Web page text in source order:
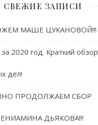
СВЕЖИЕ ЗАПИСИ
МАШЕ ЦУКАНОВОЙ!!!
2020 год. Краткий обзор
дел!
ПРОДОЛЖАЕМ СБОР
ДЬЯКОВА!!!